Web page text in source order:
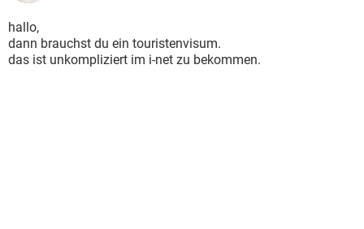
hallo,
dann brauchst du ein touristenvisum.
das ist unkompliziert im i-net zu bekommen.